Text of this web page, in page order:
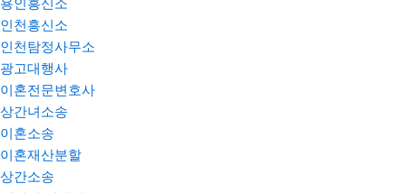
용인흥신소
인천흥신소
인천탐정사무소
광고대행사
이혼전문변호사
상간녀소송
이혼소송
이혼재산분할
상간소송